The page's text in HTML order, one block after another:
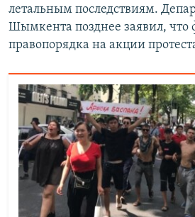
летальным последствиям.
Шымкента позднее заявил, что
правопорядка на акции